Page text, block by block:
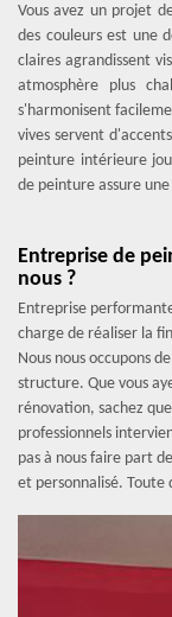
Vous avez un projet
des couleurs est une
claires agrandissent
atmosphère plus
s'harmonisent
vives servent
peinture intérieure
de peinture assure
Entreprise de
nous ?
Entreprise
charge de réaliser la
Nous nous occupons
structure. Que vous
rénovation, sachez
professionnels
pas à nous faire part
et personnalisé. Toute